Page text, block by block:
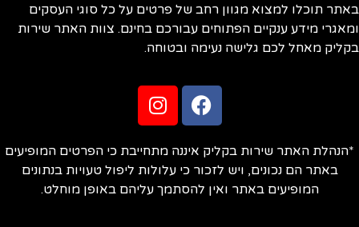
תוכלו למצוא מגוון רחב של פרטים על כל סוגי העסקים
מידע ענקיים הפתוחים עבורכם בחינם. צוות האתר שירות
מאחל לכם גלישה נעימה ובטוחה.
האתר שירות בקליק איננה מתחייבת כי הפרטים המופיעים
באתר הם נכונים, ויש לזכור כי עלולות ליפול טעויות בנתונים
המופיעים באתר ואין להסתמך עליהם באופן מוחלט.